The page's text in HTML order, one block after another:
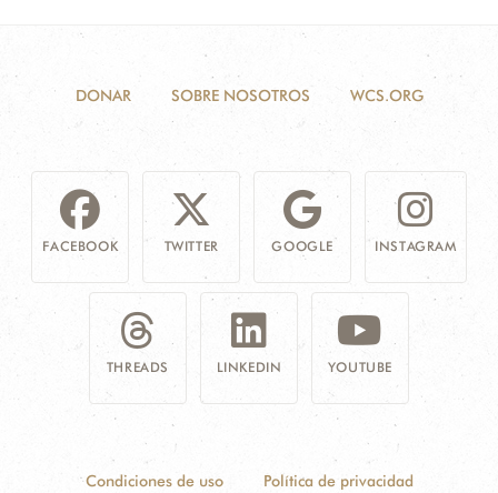
DONAR SOBRE NOSOTROS WCS.ORG
FACEBOOK TWITTER GOOGLE INSTAGRAM
THREADS LINKEDIN YOUTUBE
Condiciones de uso Política de privacidad